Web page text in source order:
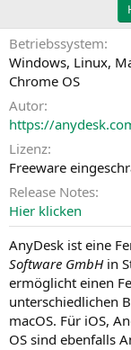
Betriebssystem
Windows Linux
Chrome OS
Autor
https://
Lizenz
Freeware
Release Notes
Hier klicken
AnyDesk ist eine
Software GmbHin
ermöglicht einen
unterschiedlichen
macOS. Für iOS,
OS sind ebenfalls